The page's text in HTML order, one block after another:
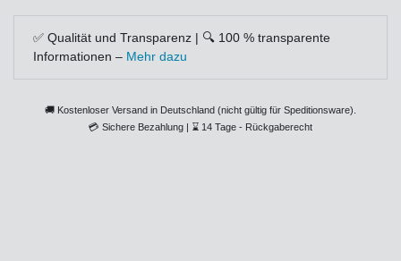
✅ Qualität und Transparenz | 🔍 100 % transparente
Informationen – Mehr dazu
🚚 Kostenloser Versand in Deutschland (nicht gültig für Speditionsware).
💳 Sichere Bezahlung | ⌛ 14 Tage - Rückgaberecht